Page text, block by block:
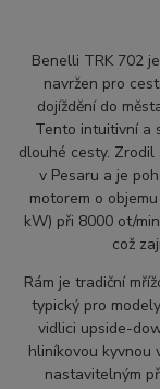
Benelli TRK 702
navržen pro
dojíždění do
Tento intuitivní a
dlouhé cesty.
v Pesaru a je
motorem o
kW) při 8000 ot/
což
Rám je tradiční
typický pro
vidlici upside-
hliníkovou kyvnou
nastavitelným